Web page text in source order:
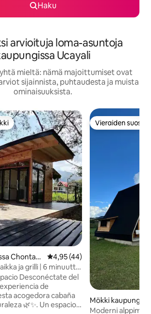
Haku
arvioituja loma-asuntoja
Ucayali
mieltä: nämä majoittumiset ovat
sijainnista, puhtaudesta ja muista
ominaisuuksista.
Chontab
Keskimääräinen arvio 4,95/5,
4,95 (44)
ja grilli | 6 minuuttia
Desconéctate del
de
acogedora cabaña
🌿✨. Un espacio
Vieraiden
Vieraiden
Mökki
a
Moderni